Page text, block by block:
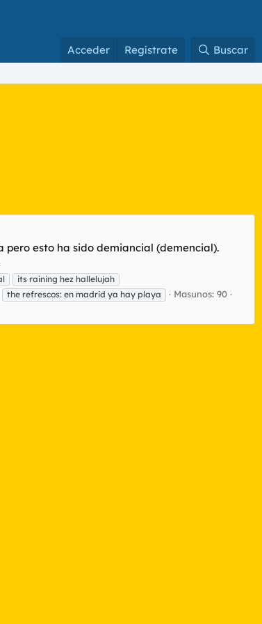
Acceder Regístrate Buscar
pero esto ha sido demiancial (demencial).
its raining hez hallelujah
the refrescos: en madrid ya hay playa
Masunos: 90